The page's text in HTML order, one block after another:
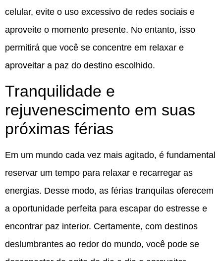
celular, evite o uso excessivo de redes sociais e
aproveite o momento presente. No entanto, isso
permitirá que você se concentre em relaxar e
aproveitar a paz do destino escolhido.
Tranquilidade e
rejuvenescimento em suas
próximas férias
Em um mundo cada vez mais agitado, é fundamental
reservar um tempo para relaxar e recarregar as
energias. Desse modo, as férias tranquilas oferecem
a oportunidade perfeita para escapar do estresse e
encontrar paz interior. Certamente, com destinos
deslumbrantes ao redor do mundo, você pode se